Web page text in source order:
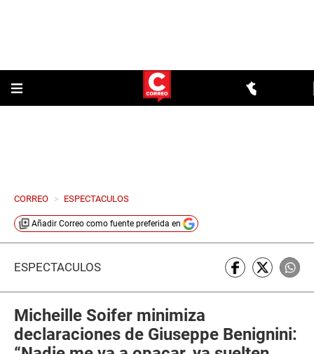
CORREO > ESPECTACULOS
Añadir Correo como fuente preferida en
ESPECTÁCULOS
Micheille Soifer minimiza
declaraciones de Giuseppe Benignini: